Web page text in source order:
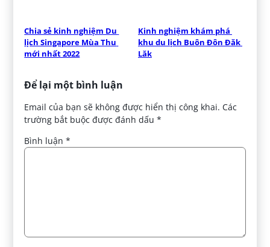
Chia sẻ kinh nghiệm Du
lịch Singapore Mùa Thu
mới nhất 2022
Kinh nghiệm khám phá
khu du lịch Buôn Đôn Đăk
Lăk
Để lại một bình luận
Email của bạn sẽ không được hiển thị công khai. Các
trường bắt buộc được đánh dấu*
Bình luận*